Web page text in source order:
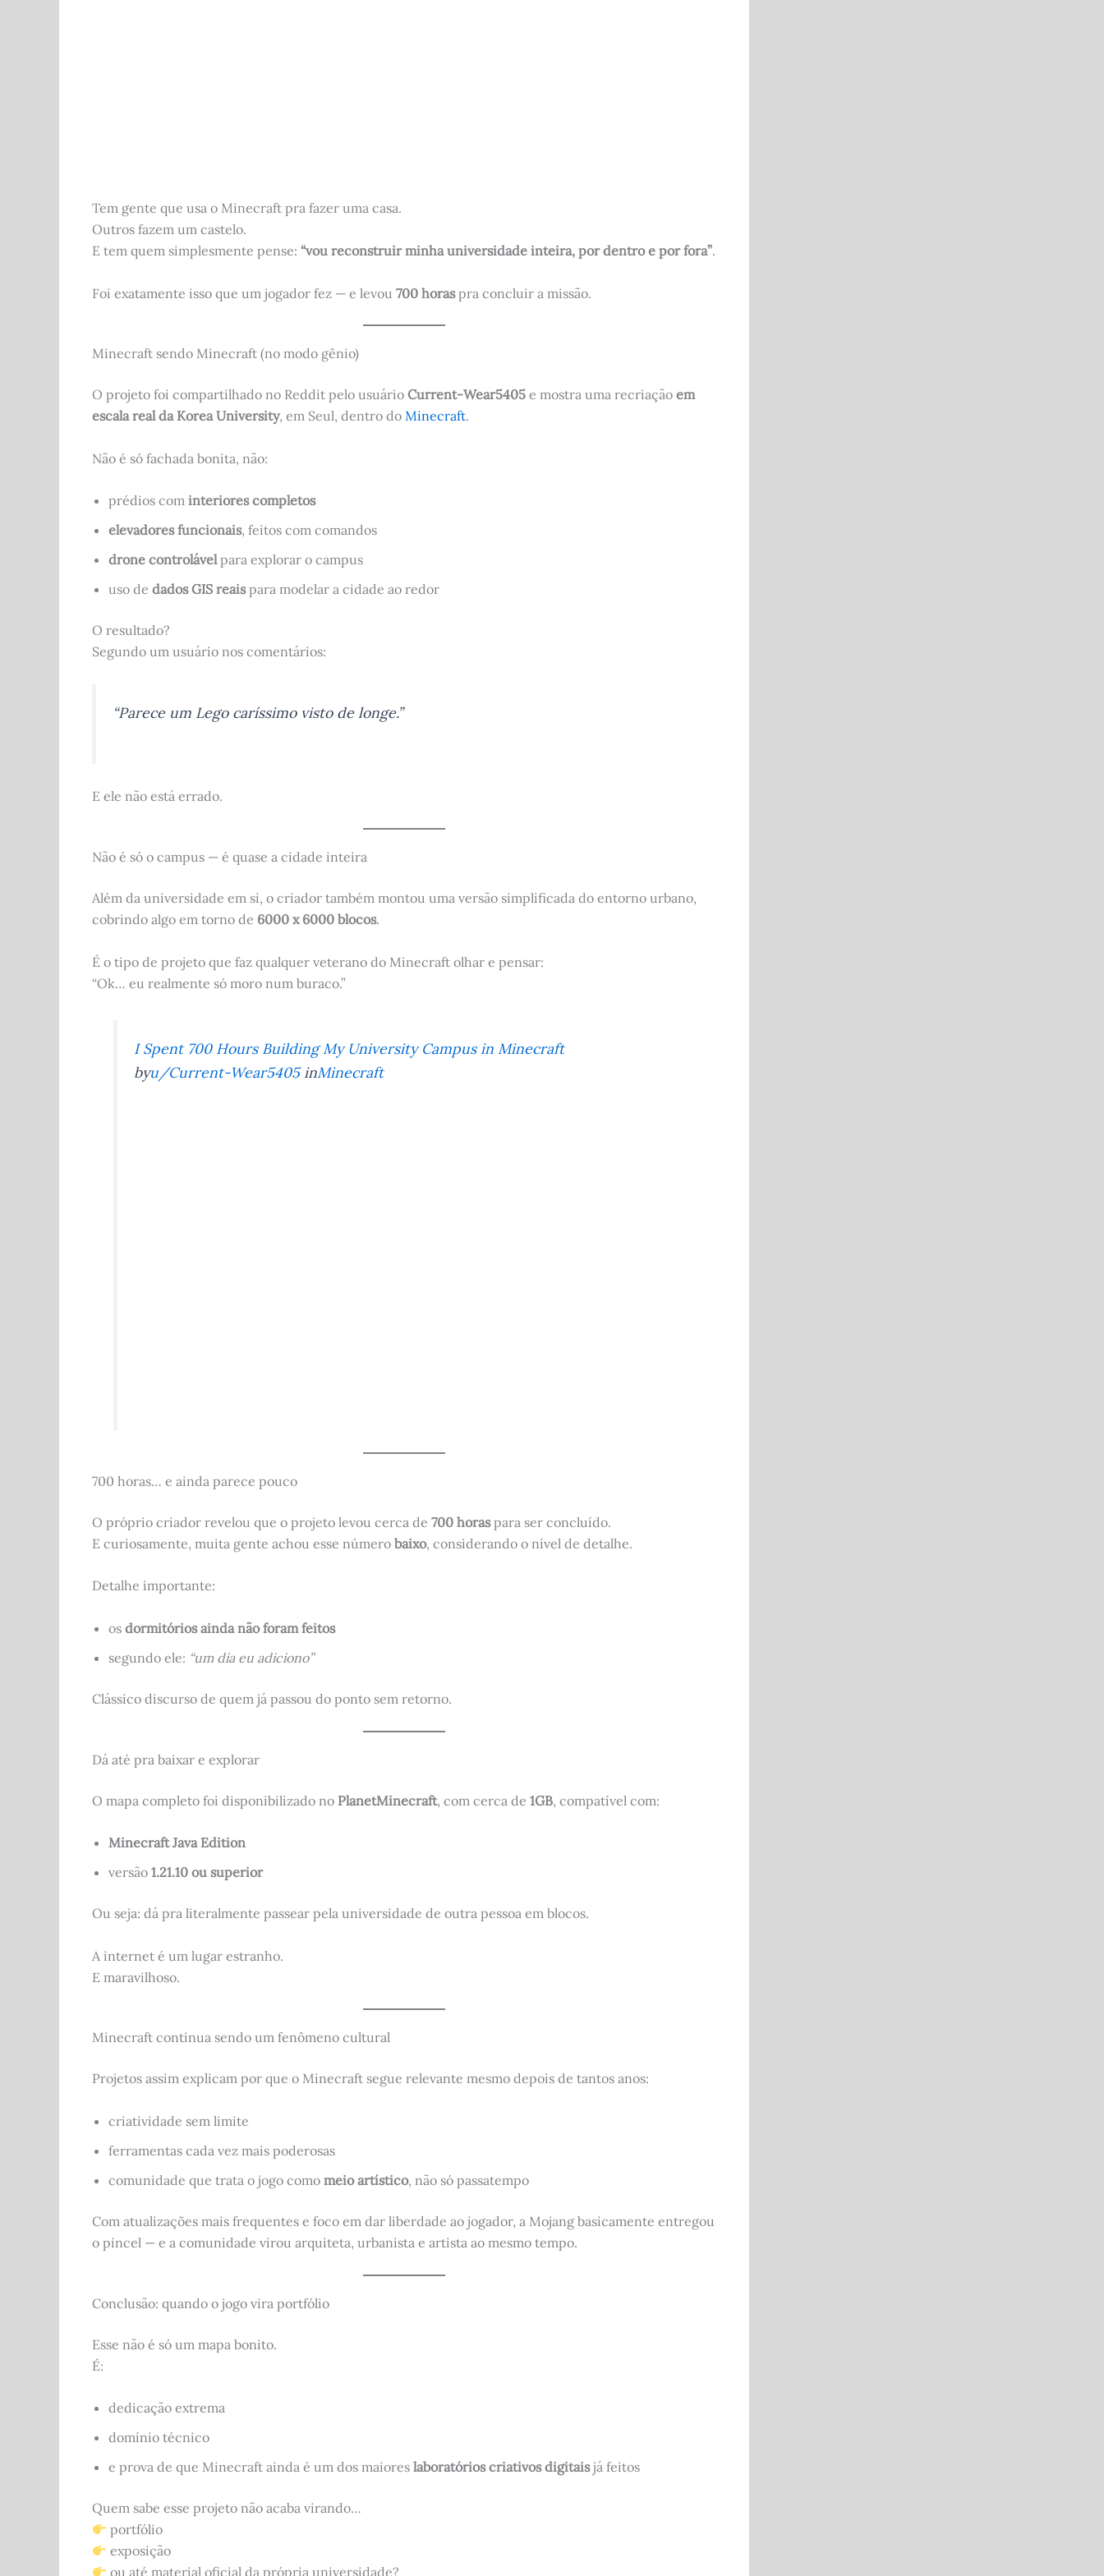
Tem gente que usa o Minecraft pra fazer uma casa.
Outros fazem um castelo.
E tem quem simplesmente pense: “vou reconstruir minha universidade inteira, por dentro e por fora”.
Foi exatamente isso que um jogador fez — e levou 700 horaspra concluir a missão.
Minecraft sendo Minecraft (no modo gênio)
O projeto foi compartilhado no Reddit pelo usuário Current-Wear5405 e mostra uma recriação em
escala real da Korea University, em Seul, dentro do Minecraft.
Não é só fachada bonita, não:
prédios com interiores completos
elevadores funcionais, feitos com comandos
drone controlávelpara explorar o campus
uso de dados GIS reaispara modelar a cidade ao redor
O resultado?
Segundo um usuário nos comentários:
“Parece um Lego caríssimo visto de longe.”
E ele não está errado.
Não é só o campus — é quase a cidade inteira
Além da universidade em si, o criador também montou uma versão simplificada do entorno urbano,
cobrindo algo em torno de 6000 x 6000 blocos.
É o tipo de projeto que faz qualquer veterano do Minecraft olhar e pensar:
“Ok… eu realmente só moro num buraco.”
I Spent 700 Hours Building My University Campus in Minecraft
byu/Current-Wear5405inMinecraft
700 horas… e ainda parece pouco
O próprio criador revelou que o projeto levou cerca de 700 horaspara ser concluído.
E curiosamente, muita gente achou esse número baixo, considerando o nível de detalhe.
Detalhe importante:
os dormitórios ainda não foram feitos
segundo ele: “um dia eu adiciono”
Clássico discurso de quem já passou do ponto sem retorno.
Dá até pra baixar e explorar
O mapa completo foi disponibilizado no PlanetMinecraft, com cerca de 1GB, compatível com:
Minecraft Java Edition
versão 1.21.10 ou superior
Ou seja: dá pra literalmente passear pela universidade de outra pessoa em blocos.
A internet é um lugar estranho.
E maravilhoso.
Minecraft continua sendo um fenômeno cultural
Projetos assim explicam por que o Minecraft segue relevante mesmo depois de tantos anos:
criatividade sem limite
ferramentas cada vez mais poderosas
comunidade que trata o jogo como meio artístico, não só passatempo
Com atualizações mais frequentes e foco em dar liberdade ao jogador, a Mojang basicamente entregou
o pincel — e a comunidade virou arquiteta, urbanista e artista ao mesmo tempo.
Conclusão: quando o jogo vira portfólio
Esse não é só um mapa bonito.
É:
dedicação extrema
domínio técnico
e prova de que Minecraft ainda é um dos maiores laboratórios criativos digitaisjá feitos
Quem sabe esse projeto não acaba virando…
portfólio
exposição
ou até material oficial da própria universidade?